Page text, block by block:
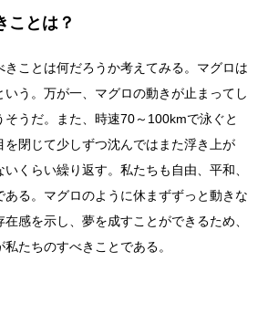
とは？
ことは何だろうか考えてみる。マグロは
う。万が一、マグロの動きが止まってし
そうだ。また、時速70～100kmで泳ぐと
を閉じて少しずつ沈んではまた浮き上が
くらい繰り返す。私たちも自由、平和、
る。マグロのように休まずずっと動きな
感を示し、夢を成すことができるため、
たちのすべきことである。